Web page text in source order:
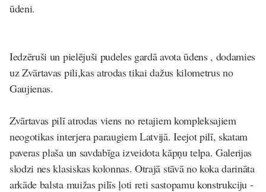
ūdeni.
Iedzēruši un pielējuši pudeles gardā avota ūdens , dodamies
uz Zvārtavas pili,kas atrodas tikai dažus kilometrus no
Gaujienas.
Zvārtavas pilī atrodas viens no retajiem kompleksajiem
neogotikas interjera paraugiem Latvijā. Ieejot pilī, skatam
paveras plaša un savdabīga izveidota kāpņu telpa. Galerijas
slodzi nes klasiskas kolonnas. Otrajā stāvā no koka darināta
arkāde balsta muižas pilīs ļoti reti sastopamu konstrukciju -